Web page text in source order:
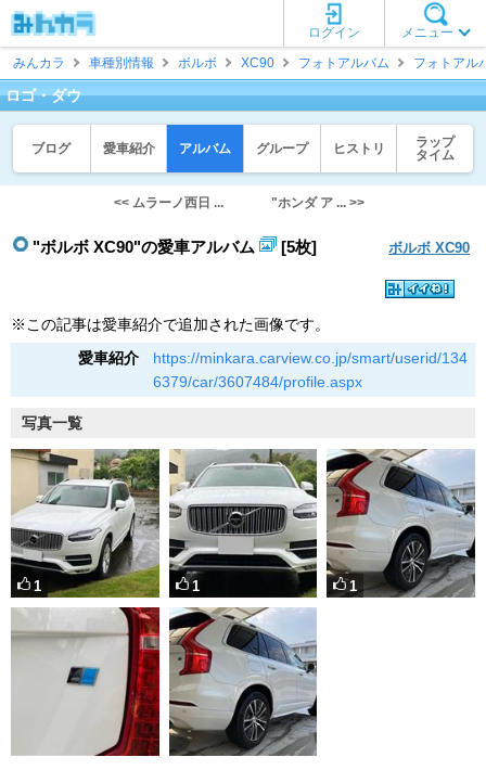
メニュー
ログイン
みんカラ
車種別情報 ボルボ XC90 フォトアルバム フォトアル
ロゴ・ダウ
ブログ 愛車紹介 アルバム グループ ヒストリ
ラップ
タイム
<< ムラーノ西日 ... "ホンダ ア ... >>
"ボルボ XC90"の愛車アルバム [5枚] ボルボ XC90
※この記事は愛車紹介で追加された画像です。
愛車紹介
https://minkara.carview.co.jp/smart/userid/134
6379/car/3607484/profile.aspx
写真一覧
1 1 1